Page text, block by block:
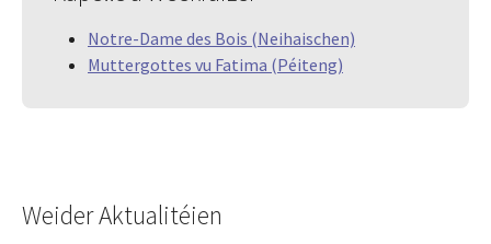
Notre-Dame des Bois (Neihaischen)
Muttergottes vu Fatima (Péiteng)
Weider Aktualitéien